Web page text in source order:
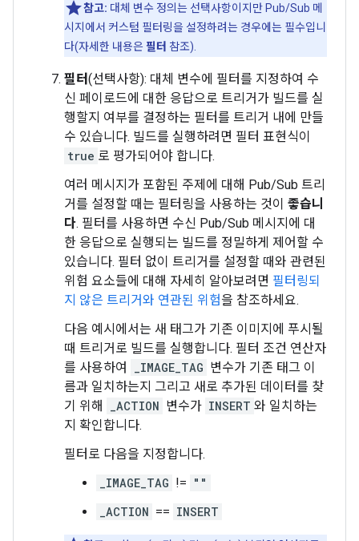
참고: 대체 변수 정의는 선택사항이지만 Pub/Sub 메
시지에서 커스텀 필터링을 설정하려는 경우에는 필수입니
다(자세한 내용은 필터 참조).
필터 (선택사항): 대체 변수에 필터를 지정하여 수
신 페이로드에 대한 응답으로 트리거가 빌드를 실
행할지 여부를 결정하는 필터를 트리거 내에 만들
수 있습니다. 빌드를 실행하려면 필터 표현식이
true 로 평가되어야 합니다.
여러 메시지가 포함된 주제에 대해 Pub/Sub 트리
거를 설정할 때는 필터링을 사용하는 것이 좋습니
다. 필터를 사용하면 수신 Pub/Sub 메시지에 대
한 응답으로 실행되는 빌드를 정밀하게 제어할 수
있습니다. 필터 없이 트리거를 설정할 때와 관련된
위험 요소들에 대해 자세히 알아보려면 필터링되
지 않은 트리거와 연관된 위험을 참조하세요.
다음 예시에서는 새 태그가 기존 이미지에 푸시될
때 트리거로 빌드를 실행합니다. 필터 조건 연산자
를 사용하여
_IMAGE_TAG 변수가 기존 태그 이
름과 일치하는지 그리고 새로 추가된 데이터를 찾
기 위해
_ACTION 변수가 INSERT 와 일치하는
지 확인합니다.
필터로 다음을 지정합니다.
_IMAGE_TAG != ""
_ACTION == INSERT